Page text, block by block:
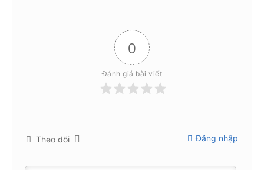
0
Đánh giá bài viết
Theo dõi Đăng nhập